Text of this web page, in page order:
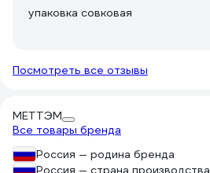
упаковка совковая
Посмотреть все отзывы
МЕТТЭМ
Все товары бренда
Россия — родина бренда
Россия — страна производства